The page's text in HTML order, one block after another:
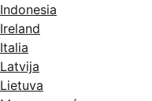
Indonesia
Ireland
Italia
Latvija
Lietuva